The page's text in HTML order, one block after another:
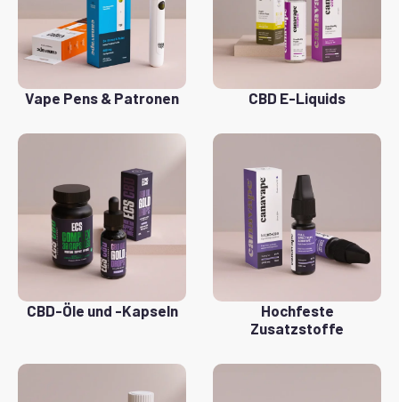
Vape Pens & Patronen CBD E-Liquids
CBD-Öle und -Kapseln
Hochfeste
Zusatzstoffe